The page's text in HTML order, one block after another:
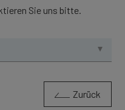
Sie uns bitte.
Zurück